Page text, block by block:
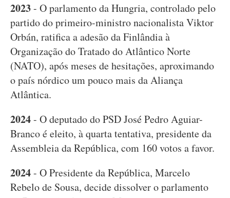
2023- O parlamento da Hungria, controlado pelo
partido do primeiro-ministro nacionalista Viktor
Orbán, ratifica a adesão da Finlândia à
Organização do Tratado do Atlântico Norte
(NATO), após meses de hesitações, aproximando
o país nórdico um pouco mais da Aliança
Atlântica.
2024- O deputado do PSD José Pedro Aguiar-
Branco é eleito, à quarta tentativa, presidente da
Assembleia da República, com 160 votos a favor.
2024- O Presidente da República, Marcelo
Rebelo de Sousa, decide dissolver o parlamento